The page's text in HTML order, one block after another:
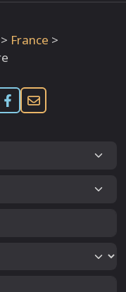
> France >